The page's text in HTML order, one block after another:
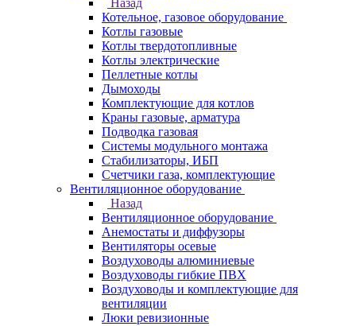
Назад
Котельное, газовое оборудование
Котлы газовые
Котлы твердотопливные
Котлы электрические
Пеллетные котлы
Дымоходы
Комплектующие для котлов
Краны газовые, арматура
Подводка газовая
Системы модульного монтажа
Стабилизаторы, ИБП
Счетчики газа, комплектующие
Вентиляционное оборудование
Назад
Вентиляционное оборудование
Анемостаты и диффузоры
Вентиляторы осевые
Воздуховоды алюминиевые
Воздуховоды гибкие ПВХ
Воздуховоды и комплектующие для
вентиляции
Люки ревизионные